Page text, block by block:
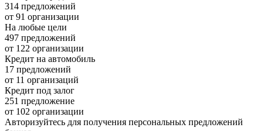
314 предложений
от 91 организации
На любые цели
497 предложений
от 122 организации
Кредит на автомобиль
17 предложений
от 11 организаций
Кредит под залог
251 предложение
от 102 организации
Авторизуйтесь для получения персональных предложений